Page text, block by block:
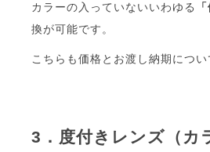
カラーの入っていないいわゆる
換が可能です。
こちらも価格とお渡し納期につ
3．度付きレンズ（カ